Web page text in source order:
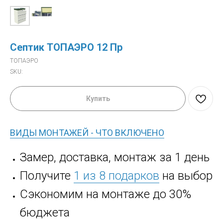
Септик TOПАЭРО 12 Пр
ТОПАЭРО
SKU:
Купить
ВИДЫ МОНТАЖЕЙ - ЧТО ВКЛЮЧЕНО
Замер, доставка, монтаж за 1 день
Получите 1 из 8 подарков на выбор
Сэкономим на монтаже до 30%
бюджета